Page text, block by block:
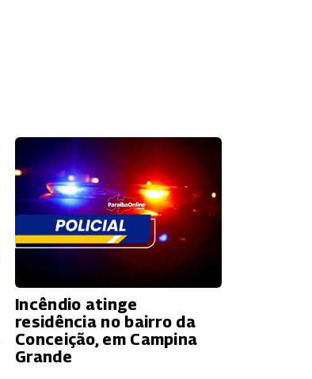
Incêndio atinge
residência no bairro da
Conceição, em Campina
Grande